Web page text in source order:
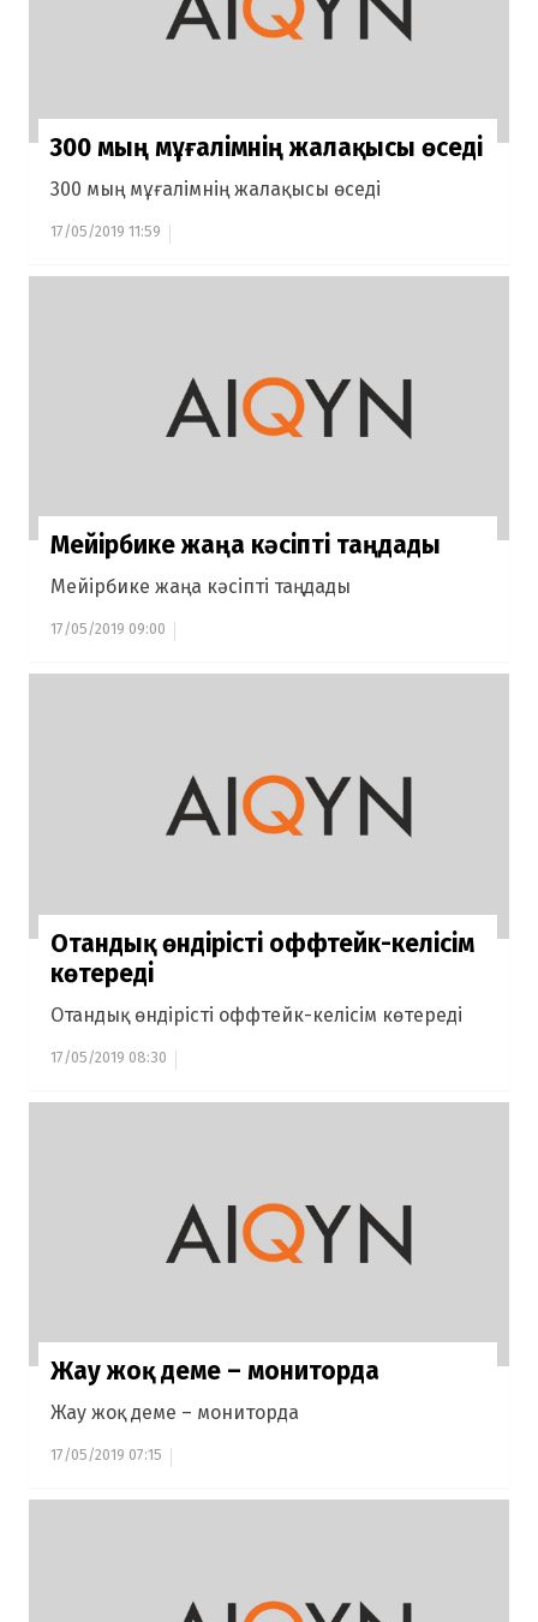
300 мың мұғалімнің жалақысы өседі
300 мың мұғалімнің жалақысы өседі
17/05/2019 11:59
Мейірбике жаңа кәсіпті таңдады
Мейірбике жаңа кәсіпті таңдады
17/05/2019 09:00
Отандық өндірісті оффтейк-келісім
көтереді
Отандық өндірісті оффтейк-келісім көтереді
17/05/2019 08:30
Жау жоқ деме – мониторда
Жау жоқ деме – мониторда
17/05/2019 07:15